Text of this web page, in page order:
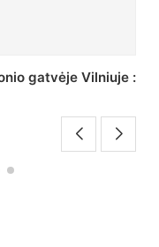
kolegija :